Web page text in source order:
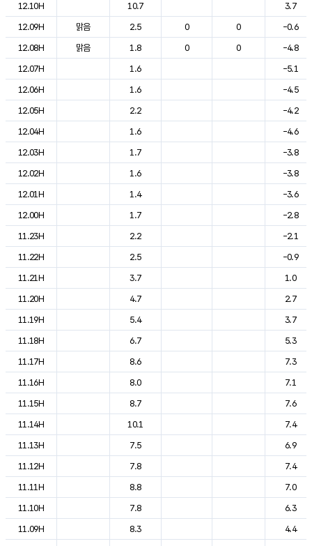
12.10H
10.7
3.7
12.09H
맑음 2.5 0 0
-0.6
12.08H
맑음 1.8 0 0
-4.8
12.07H
1.6
-5.1
12.06H
1.6
-4.5
12.05H
2.2
-4.2
12.04H
1.6
-4.6
12.03H
1.7
-3.8
12.02H
1.6
-3.8
12.01H
1.4
-3.6
12.00H
1.7
-2.8
11.23H
2.2
-2.1
11.22H
2.5
-0.9
11.21H
3.7
1.0
11.20H
4.7
2.7
11.19H
5.4
3.7
11.18H
6.7
5.3
11.17H
8.6
7.3
11.16H
8.0
7.1
11.15H
8.7
7.6
11.14H
10.1
7.4
11.13H
7.5
6.9
11.12H
7.8
7.4
11.11H
8.8
7.0
11.10H
7.8
6.3
11.09H
8.3
4.4